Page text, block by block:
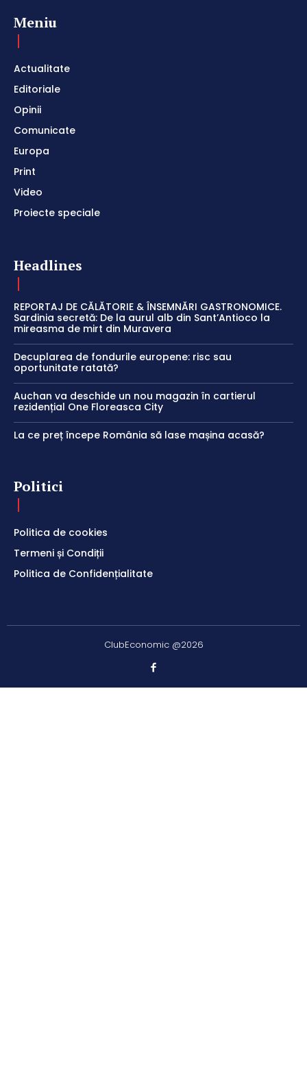
Meniu
Actualitate
Editoriale
Opinii
Comunicate
Europa
Print
Video
Proiecte speciale
Headlines
REPORTAJ DE CĂLĂTORIE & ÎNSEMNĂRI GASTRONOMICE.
Sardinia secretă: De la aurul alb din Sant’Antioco la
mireasma de mirt din Muravera
Decuplarea de fondurile europene: risc sau
oportunitate ratată?
Auchan va deschide un nou magazin în cartierul
rezidențial One Floreasca City
La ce preț începe România să lase mașina acasă?
Politici
Politica de cookies
Termeni și Condiții
Politica de Confidențialitate
ClubEconomic @2026